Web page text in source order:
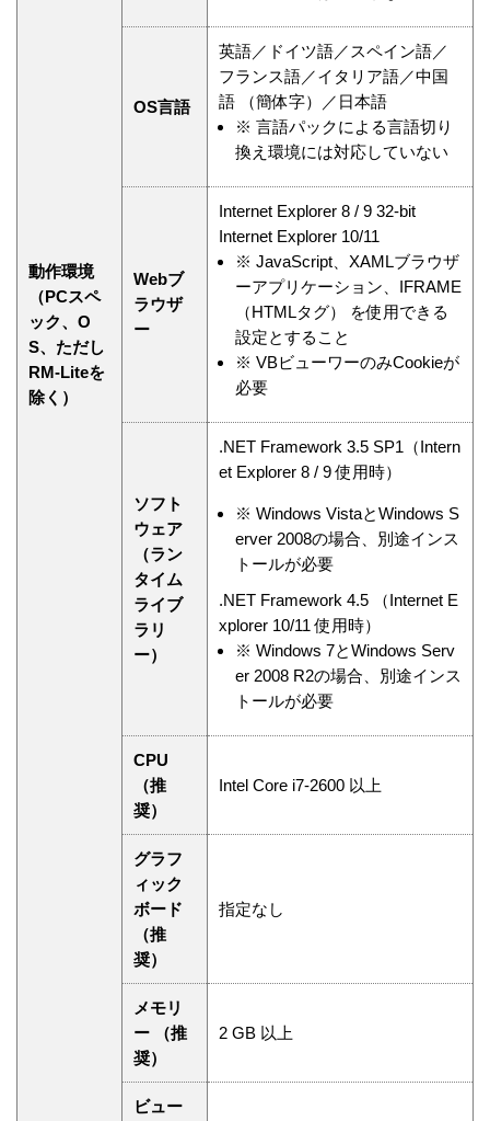
動作環境
（PCスペ
ック、O
S、ただし
RM-Liteを
除く）
OS言語
英語／ドイツ語／スペイン語／
フランス語／イタリア語／中国
語 （簡体字）／日本語
※ 言語パックによる言語切り
換え環境には対応していない
Webブ
ラウザ
ー
Internet Explorer 8 / 9 32-bit
Internet Explorer 10/11
※ JavaScript、XAMLブラウザ
ーアプリケーション、IFRAME
（HTMLタグ） を使用できる
設定とすること
※ VBビューワーのみCookieが
必要
ソフト
ウェア
（ラン
タイム
ライブ
ラリ
ー）
.NET Framework 3.5 SP1（Intern
et Explorer 8 / 9 使用時）
※ Windows VistaとWindows S
erver 2008の場合、別途インス
トールが必要
.NET Framework 4.5 （Internet E
xplorer 10/11 使用時）
※ Windows 7とWindows Serv
er 2008 R2の場合、別途インス
トールが必要
CPU
（推
奨）
Intel Core i7-2600 以上
グラフ
ィック
ボード
（推
奨）
指定なし
メモリ
ー （推
奨）
2 GB 以上
ビュー